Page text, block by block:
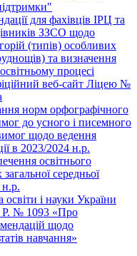
для фахівців ІРЦ та
ЗЗСО щодо
(типів) особливих
та визначення
процесі
веб-сайт Ліцею №
норм орфографічного
до усного і писемного
щодо ведення
в 2023/2024 н.р.
освітнього
середньої
н.р.
освіти і науки України
Р. № 1093 «Про
щодо
навчання»